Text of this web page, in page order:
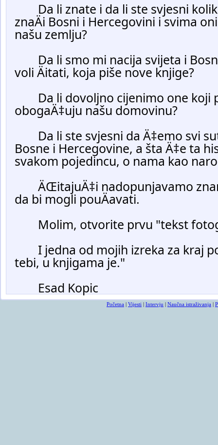
Da li znate i da li ste svjesni
znaÄi Bosni i Hercegovini i svima
našu zemlju?
voli Äitati, koja piše nove knjige?
obogaÄ‡uju našu domovinu?
Bosne i Hercegovine, a šta Ä‡e ta
svakom pojedincu, o nama kao
da bi mogli pouÄavati.
Molim, otvorite prvu "tekst
tebi, u knjigama je."
	Esad Kopic
Početna | Vijesti | Intervju | Naučna istraživanja |